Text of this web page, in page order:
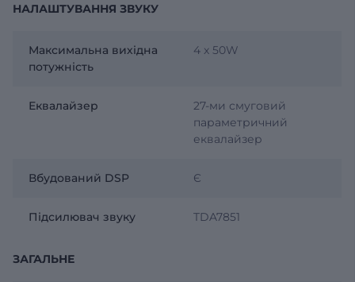
НАЛАШТУВАННЯ ЗВУКУ
Максимальна вихідна
потужність
4 x 50W
Еквалайзер
27-ми смуговий
параметричний
еквалайзер
Вбудований DSP Є
Підсилювач звуку TDA7851
ЗАГАЛЬНЕ